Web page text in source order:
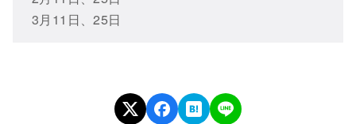
3月11日、25日